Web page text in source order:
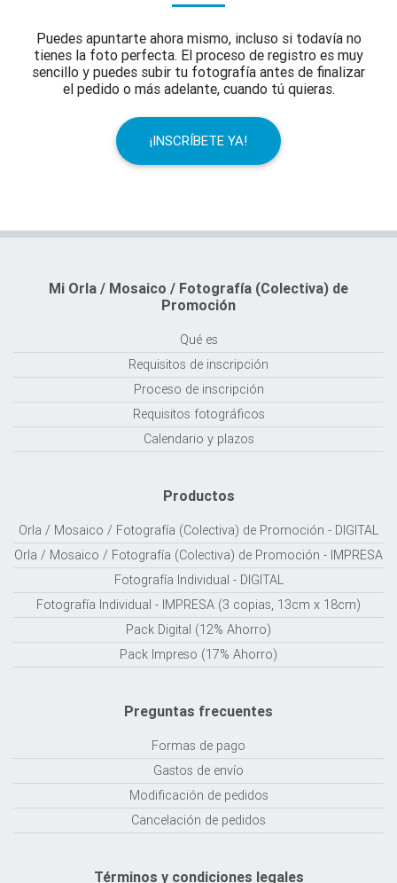
Puedes apuntarte ahora mismo, incluso si todavía no
tienes la foto perfecta. El proceso de registro es muy
sencillo y puedes subir tu fotografía antes de finalizar
el pedido o más adelante, cuando tú quieras.
¡INSCRÍBETE YA!
Mi Orla / Mosaico / Fotografía (Colectiva) de
Promoción
Qué es
Requisitos de inscripción
Proceso de inscripción
Requisitos fotográficos
Calendario y plazos
Productos
Orla / Mosaico / Fotografía (Colectiva) de Promoción - DIGITAL
Orla / Mosaico / Fotografía (Colectiva) de Promoción - IMPRESA
Fotografía Individual - DIGITAL
Fotografía Individual - IMPRESA (3 copias, 13cm x 18cm)
Pack Digital (12% Ahorro)
Pack Impreso (17% Ahorro)
Preguntas frecuentes
Formas de pago
Gastos de envío
Modificación de pedidos
Cancelación de pedidos
Términos y condiciones legales